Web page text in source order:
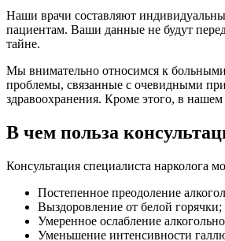
Наши врачи составляют
пациентам. Ваши данные не будут
тайне.
Мы внимательно относимся к
проблемы, связанные с очевидными
здравоохранения. Кроме этого, в
В чем польза
Консультация специалиста нарколога
Постепенное преодоление
Выздоровление от белой горячки;
Умеренное ослабление
Уменьшение интенсивности